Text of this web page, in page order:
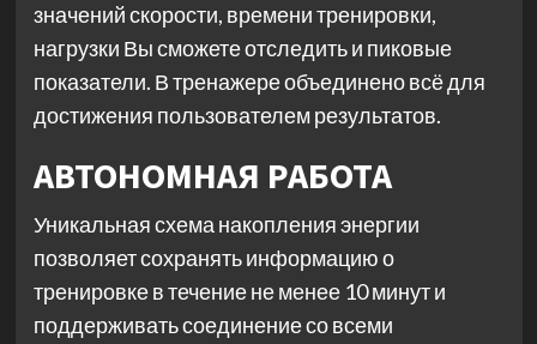
значений скорости, времени тренировки,
нагрузки Вы сможете отследить и пиковые
показатели. В тренажере объединено всё для
достижения пользователем результатов.
АВТОНОМНАЯ РАБОТА
Уникальная схема накопления энергии
позволяет сохранять информацию о
тренировке в течение не менее 10 минут и
поддерживать соединение со всеми